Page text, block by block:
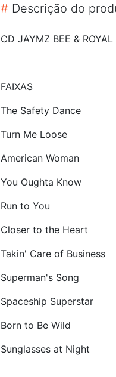
# Descrição do
CD JAYMZ BEE &
FAIXAS
The Safety Dance
Turn Me Loose
American Woman
You Oughta Know
Run to You
Closer to the Heart
Takin' Care of Business
Superman's Song
Spaceship Superstar
Born to Be Wild
Sunglasses at Night